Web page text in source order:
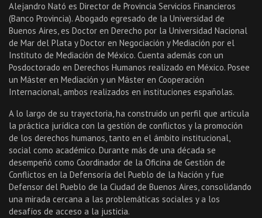
Alejandro Nató es Director de Provincia Servicios Financieros
(Banco Provincia). Abogado egresado de la Universidad de
Buenos Aires, es Doctor en Derecho por la Universidad Nacional
de Mar del Plata y Doctor en Negociación y Mediación por el
Instituto de Mediación de México. Cuenta además con un
Posdoctorado en Derechos Humanos realizado en México. Posee
un Máster en Mediación y un Máster en Cooperación
Internacional, ambos realizados en instituciones españolas.
A lo largo de su trayectoria, ha construido un perfil que articula
la práctica jurídica con la gestión de conflictos y la promoción
de los derechos humanos, tanto en el ámbito institucional,
social como académico. Durante más de una década se
desempeñó como Coordinador de la Oficina de Gestión de
Conflictos en la Defensoría del Pueblo de la Nación y fue
Defensor del Pueblo de la Ciudad de Buenos Aires, consolidando
una mirada cercana a las problemáticas sociales y a los
desafíos de acceso a la justicia.